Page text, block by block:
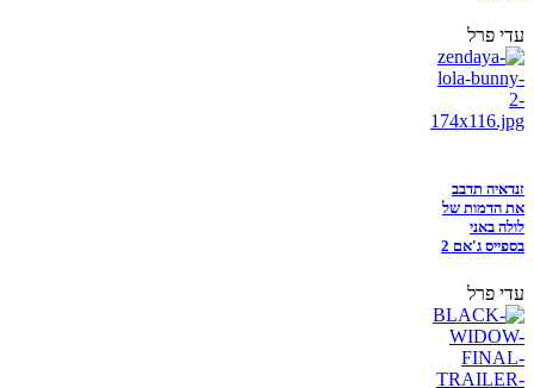
עדי פרל
זנדאיה תדבב
את הדמות של
לולה באני
בספייס ג'אם 2
עדי פרל